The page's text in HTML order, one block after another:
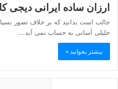
ارزان ساده ایرانی دیجی
جالب است بدانید که بر خلاف تصور
خلیلی آسانی به حساب نمی آید.…
بیشتر بخوانید »